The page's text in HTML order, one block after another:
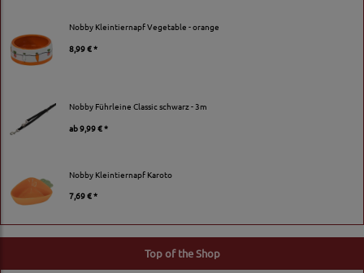
Nobby Kleintiernapf Vegetable - orange
8,99 € *
Nobby Führleine Classic schwarz - 3m
ab9,99 € *
Nobby Kleintiernapf Karoto
7,69 € *
Top of the Shop